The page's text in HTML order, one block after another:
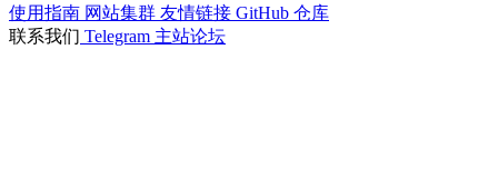
使用指南 网站集群 友情链接 GitHub 仓库
联系我们 Telegram 主站论坛